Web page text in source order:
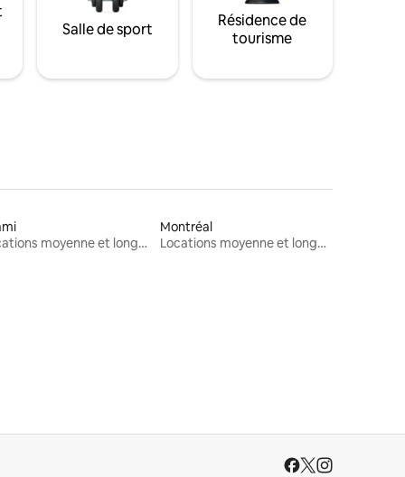
Salle de sport
Résidence de
tourisme
Locations moyenne et longue durée
Montréal
Locations moyenne et longue durée